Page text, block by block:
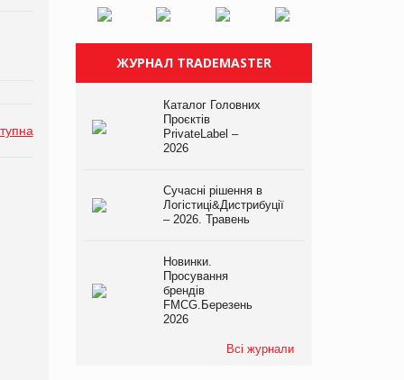
ЖУРНАЛ TRADEMASTER
Каталог Головних
Проєктів
PrivateLabel –
2026
Сучасні рішення в
Логістиці&Дистрибуції
– 2026. Травень
Новинки.
Просування
брендів
FMCG.Березень
2026
Всі журнали